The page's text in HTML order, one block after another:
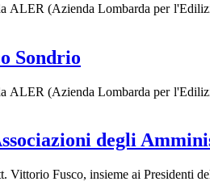
ALER (Azienda Lombarda per
Sondrio
ALER (Azienda Lombarda per
degli
Fusco, insieme ai Presidenti